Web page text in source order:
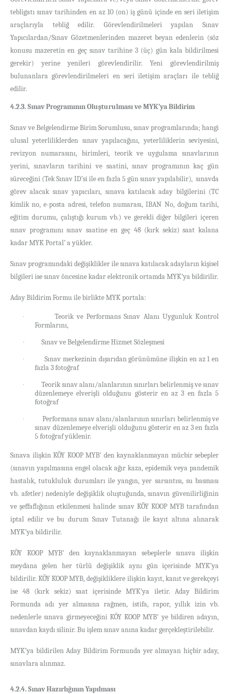
tebligatı sınav tarihinden en az 10 (on) iş günü içinde en seri iletişim
araçlarıyla tebliğ edilir. Görevlendirilmeleri yapılan Sınav
Yapıcılardan/Sınav Gözetmenlerinden mazeret beyan edenlerin (söz
konusu mazeretin en geç sınav tarihine 3 (üç) gün kala bildirilmesi
gerekir) yerine yenileri görevlendirilir. Yeni görevlendirilmiş
bulunanlara görevlendirilmeleri en seri iletişim araçları ile tebliğ
edilir.
4.2.3. Sınav Programının Oluşturulması ve MYK’ya Bildirim
Sınav ve Belgelendirme Birim Sorumlusu, sınav programlarında; hangi
ulusal yeterliliklerden sınav yapılacağını, yeterliliklerin seviyesini,
revizyon numarasını, birimleri, teorik ve uygulama sınavlarının
yerini, sınavların tarihini ve saatini, sınav programının kaç gün
süreceğini (Tek Sınav ID’si ile en fazla 5 gün sınav yapılabilir), sınavda
görev alacak sınav yapıcıları, sınava katılacak aday bilgilerini (TC
kimlik no, e-posta adresi, telefon numarası, IBAN No, doğum tarihi,
eğitim durumu, çalıştığı kurum vb.) ve gerekli diğer bilgileri içeren
sınav programını sınav saatine en geç 48 (kırk sekiz) saat kalana
kadar MYK Portal’ a yükler.
Sınav programındaki değişiklikler ile sınava katılacak adayların kişisel
bilgileri ise sınav öncesine kadar elektronik ortamda MYK’ya bildirilir.
Aday Bildirim Formu ile birlikte MYK portala:
·
Teorik ve Performans Sınav Alanı Uygunluk Kontrol
Formlarını,
· Sınav ve Belgelendirme Hizmet Sözleşmesi
·
Sınav merkezinin dışarıdan görünümüne ilişkin en az 1 en
fazla 3 fotoğraf
·
Teorik sınav alanı/alanlarının sınırları belirlenmiş ve sınav
düzenlemeye elverişli olduğunu gösterir en az 3 en fazla 5
fotoğraf
·
Performans sınav alanı/alanlarının sınırları belirlenmiş ve
sınav düzenlemeye elverişli olduğunu gösterir en az 3 en fazla
5 fotoğraf yüklenir.
Sınava ilişkin KÖY KOOP MYB’ den kaynaklanmayan mücbir sebepler
(sınavın yapılmasına engel olacak ağır kaza, epidemik veya pandemik
hastalık, tutukluluk durumları ile yangın, yer sarsıntısı, su basması
vb. afetler) nedeniyle değişiklik oluştuğunda, sınavın güvenilirliğinin
ve şeffaflığının etkilenmesi halinde sınav KÖY KOOP MYB tarafından
iptal edilir ve bu durum Sınav Tutanağı ile kayıt altına alınarak
MYK’ya bildirilir.
KÖY KOOP MYB’ den kaynaklanmayan sebeplerle sınava ilişkin
meydana gelen her türlü değişiklik aynı gün içerisinde MYK’ya
bildirilir. KÖY KOOP MYB, değişikliklere ilişkin kayıt, kanıt ve gerekçeyi
ise 48 (kırk sekiz) saat içerisinde MYK’ya iletir. Aday Bildirim
Formunda adı yer almasına rağmen, istifa, rapor, yıllık izin vb.
nedenlerle sınava girmeyeceğini KÖY KOOP MYB’ ye bildiren adayın,
sınavdan kaydı silinir. Bu işlem sınav anına kadar gerçekleştirilebilir.
MYK’ya bildirilen Aday Bildirim Formunda yer almayan hiçbir aday,
sınavlara alınmaz.
4.2.4. Sınav Hazırlığının Yapılması